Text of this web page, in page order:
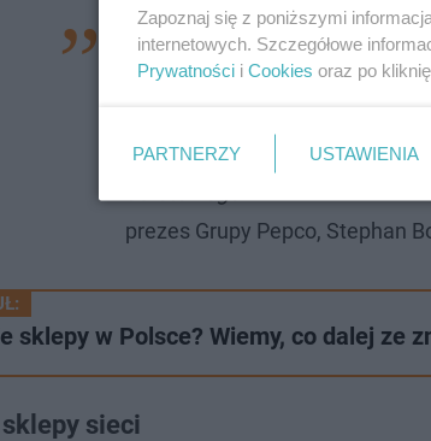
Jesteśmy w trakcie procesu
strategicznie słuszne
zobowiązanie do sprzedaży
prezes Grupy Pepco, Stephan
sklepy w Polsce? Wiemy, co dalej ze
sieci
Zapoznaj się z poniższymi
internetowych. Szczegółowe
Prywatności i Cookies oraz po
PARTNERZY USTAWIENIA